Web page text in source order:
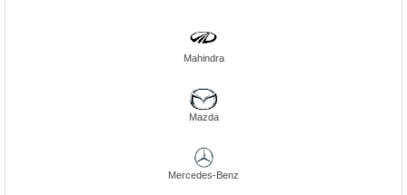
Mahindra
Mazda
Mercedes-Benz